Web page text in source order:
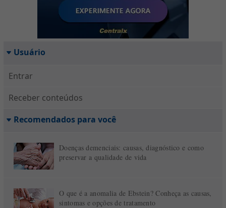
Usuário
Entrar
Receber conteúdos
Recomendados para você
Doenças demenciais: causas, diagnóstico e como
preservar a qualidade de vida
O que é a anomalia de Ebstein? Conheça as causas,
sintomas e opções de tratamento